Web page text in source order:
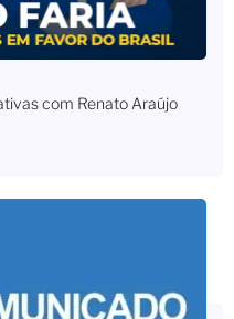
com Renato Araújo